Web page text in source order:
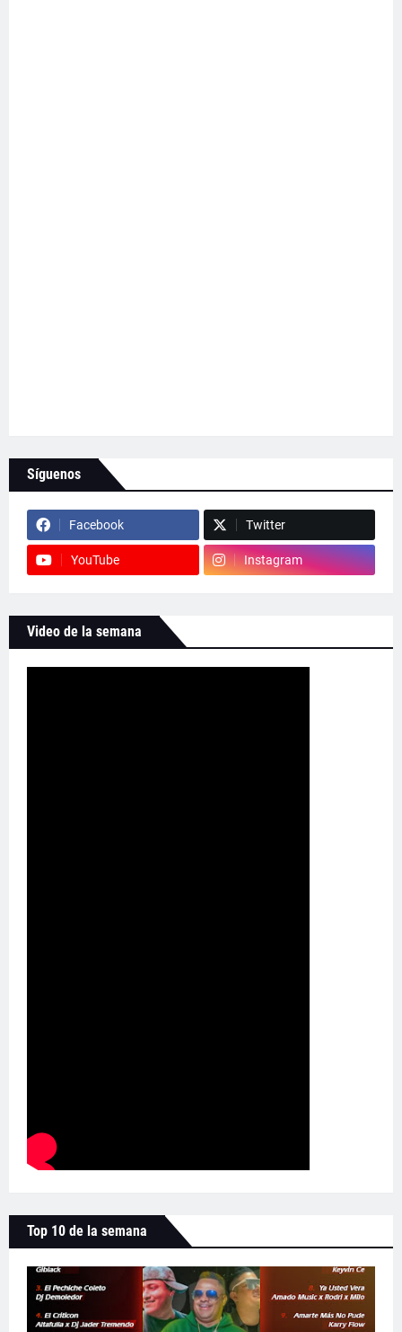
Síguenos
Facebook Twitter
YouTube Instagram
Video de la semana
Top 10 de la semana